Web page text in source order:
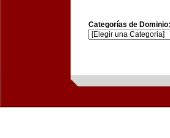
Categorías de Dominio: